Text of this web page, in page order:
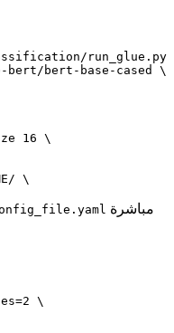
run_glue.py
bert/bert-base-cased \
16 \
/ \
\